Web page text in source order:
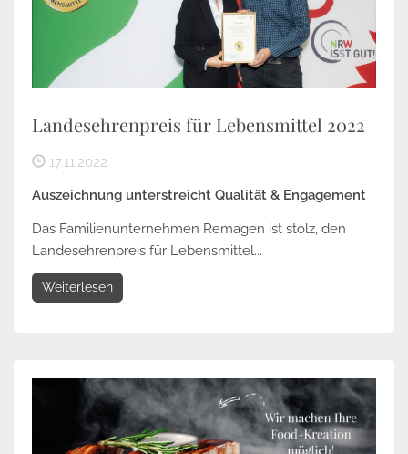
Landesehrenpreis für Lebensmittel 2022
17.11.2022
Auszeichnung unterstreicht Qualität & Engagement
Das Familienunternehmen Remagen ist stolz, den
Landesehrenpreis für Lebensmittel...
Weiterlesen